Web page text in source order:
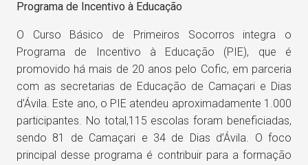
Programa de Incentivo à Educação
O Curso Básico de Primeiros Socorros integra o
Programa de Incentivo à Educação (PIE), que é
promovido há mais de 20 anos pelo Cofic, em parceria
com as secretarias de Educação de Camaçari e Dias
d’Ávila. Este ano, o PIE atendeu aproximadamente 1.000
participantes. No total,115 escolas foram beneficiadas,
sendo 81 de Camaçari e 34 de Dias d’Ávila. O foco
principal desse programa é contribuir para a formação